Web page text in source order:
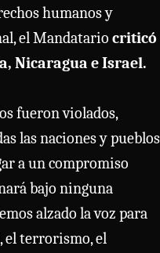
humanos y
el Mandatario criticó
Nicaragua e Israel.
fueron violados,
las naciones y pueblos
a un compromiso
bajo ninguna
alzado la voz para
el terrorismo, el